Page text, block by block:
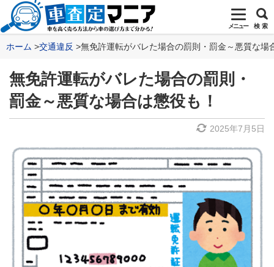
メニュー 検 索
ホーム 交通違反 無免許運転がバレた場合の罰則・罰金～悪質な場
無免許運転がバレた場合の罰則・
罰金～悪質な場合は懲役も！
2025年7月5日